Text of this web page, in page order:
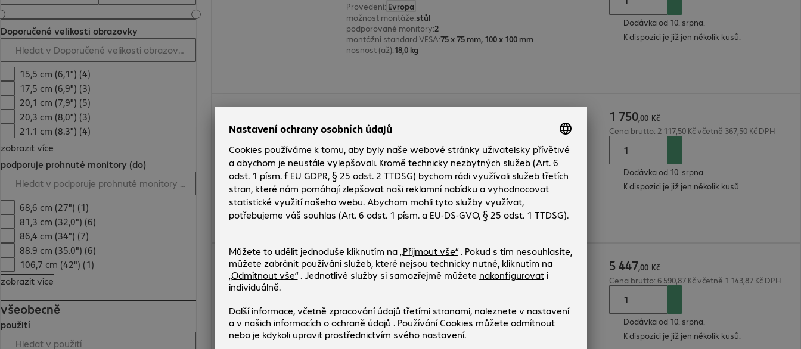
Doporučené velikosti obrazovky
15,5 cm (6,1") (4)
17,5 cm (6,9") (3)
20,1 cm (7,9") (5)
20,3 cm (8,0") (3)
21.1 cm (8.3") (4)
zobrazit více
podporuje prohnuté monitory (do)
68,6 cm (27") (1)
81,3 cm (32,0") (6)
86,4 cm (34") (7)
88.9 cm (35.0") (6)
106,7 cm (42") (1)
zobrazit více
všeobecně
použití
Provedení: Evropa
možnost montáže:stůl
podporované monitory:2
montážní standard VESA:75 x 75 mm, 100 x 100 mm
nosnost (až):18,0 kg
Dodávka od 10. srpna.
K dispozici je již jen několik kusů.
Č. produktu:
Provedení Evropa
možnost montáže:stůl
podporované monitory:3
montážní standard VESA:75 x 75 mm, 100 x 100 mm
nosnost (až):18,0 kg
1 750,00 Kč
Cena brutto: 2 117,50 Kč včetně 367,50 Kč DPH
Dodávka od 10. srpna.
K dispozici je již jen několik kusů.
Držák na čtyri monitory StarTech
Č. produktu:
Č. výrobce:
Provedení
Evropa
možnost montáže:stůl
podporované monitory:4
montážní standard VESA:75 x 75 mm, 100 x 100 mm
5447,00 Kč
5 447,00 Kč
Cena brutto: 6 590,87 Kč včetně 1 143,87 Kč DPH
Dodávka od 10. srpna.
K dispozici je již jen několik kusů.